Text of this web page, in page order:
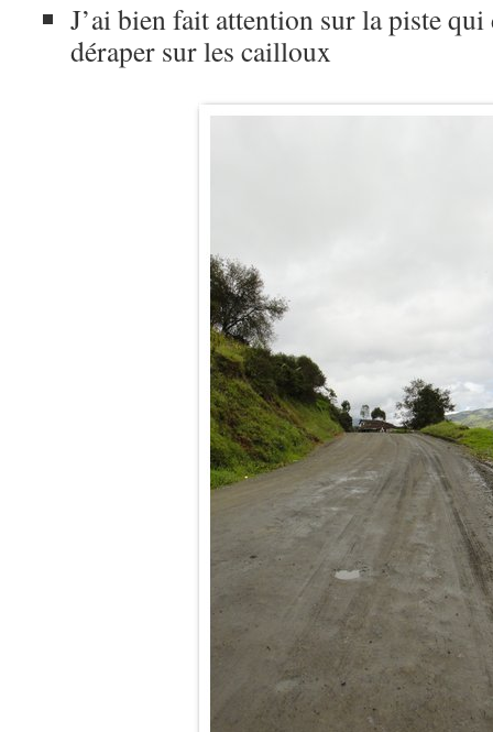
J’ai bien fait attention sur la piste qui
déraper sur les cailloux